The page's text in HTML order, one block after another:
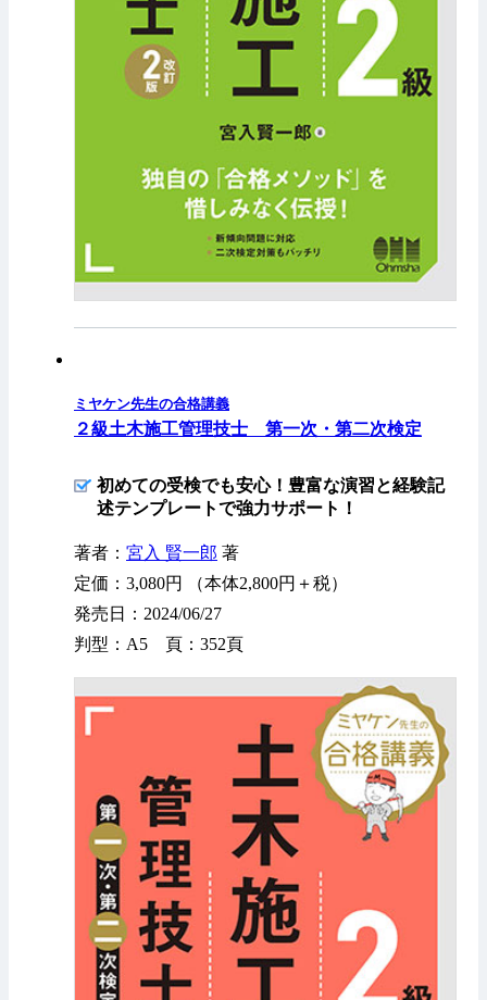
ミヤケン先生の合格講義
２級土木施工管理技士 第一次・第二次検定
初めての受検でも安心！豊富な演習と経験記
述テンプレートで強力サポート！
著者： 宮入 賢一郎 著
定価：3,080円 （本体2,800円＋税）
発売日：2024/06/27
判型：A5 頁：352頁